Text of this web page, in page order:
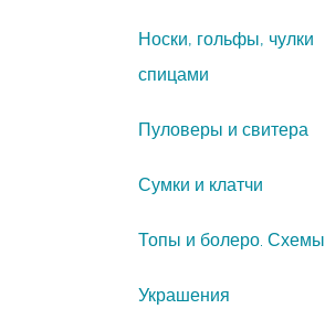
Носки, гольфы, чулки
спицами
Пуловеры и свитера
Сумки и клатчи
Топы и болеро. Схемы
Украшения